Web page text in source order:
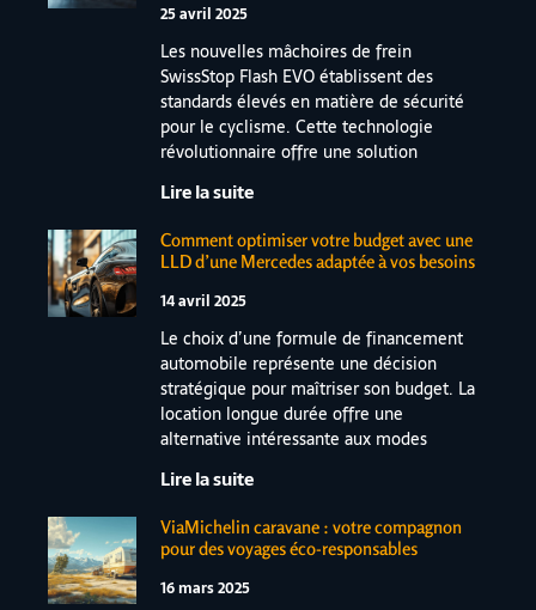
25 avril 2025
Les nouvelles mâchoires de frein
SwissStop Flash EVO établissent des
standards élevés en matière de sécurité
pour le cyclisme. Cette technologie
révolutionnaire offre une solution
Lire la suite
Comment optimiser votre budget avec une
LLD d’une Mercedes adaptée à vos besoins
14 avril 2025
Le choix d’une formule de financement
automobile représente une décision
stratégique pour maîtriser son budget. La
location longue durée offre une
alternative intéressante aux modes
Lire la suite
ViaMichelin caravane : votre compagnon
pour des voyages éco-responsables
16 mars 2025